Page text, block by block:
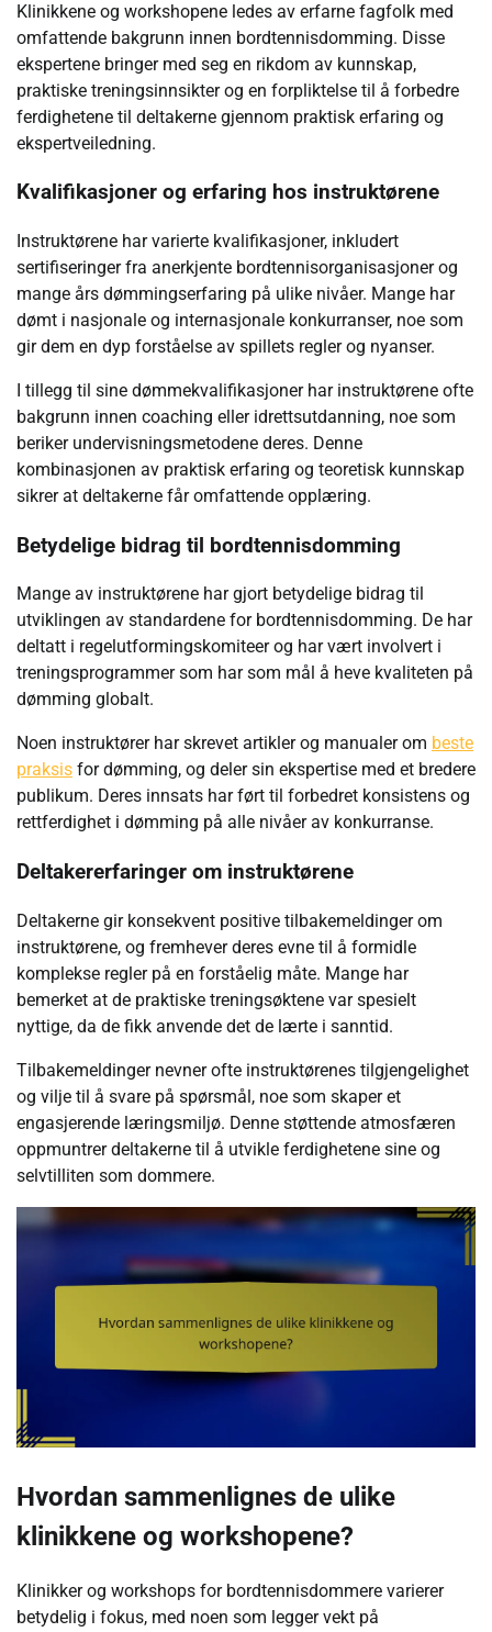
Klinikkene og workshopene ledes av erfarne fagfolk med
omfattende bakgrunn innen bordtennisdomming. Disse
ekspertene bringer med seg en rikdom av kunnskap,
praktiske treningsinnsikter og en forpliktelse til å forbedre
ferdighetene til deltakerne gjennom praktisk erfaring og
ekspertveiledning.
Kvalifikasjoner og erfaring hos instruktørene
Instruktørene har varierte kvalifikasjoner, inkludert
sertifiseringer fra anerkjente bordtennisorganisasjoner og
mange års dømmingserfaring på ulike nivåer. Mange har
dømt i nasjonale og internasjonale konkurranser, noe som
gir dem en dyp forståelse av spillets regler og nyanser.
I tillegg til sine dømmekvalifikasjoner har instruktørene ofte
bakgrunn innen coaching eller idrettsutdanning, noe som
beriker undervisningsmetodene deres. Denne
kombinasjonen av praktisk erfaring og teoretisk kunnskap
sikrer at deltakerne får omfattende opplæring.
Betydelige bidrag til bordtennisdomming
Mange av instruktørene har gjort betydelige bidrag til
utviklingen av standardene for bordtennisdomming. De har
deltatt i regelutformingskomiteer og har vært involvert i
treningsprogrammer som har som mål å heve kvaliteten på
dømming globalt.
Noen instruktører har skrevet artikler og manualer om beste
praksis for dømming, og deler sin ekspertise med et bredere
publikum. Deres innsats har ført til forbedret konsistens og
rettferdighet i dømming på alle nivåer av konkurranse.
Deltakererfaringer om instruktørene
Deltakerne gir konsekvent positive tilbakemeldinger om
instruktørene, og fremhever deres evne til å formidle
komplekse regler på en forståelig måte. Mange har
bemerket at de praktiske treningsøktene var spesielt
nyttige, da de fikk anvende det de lærte i sanntid.
Tilbakemeldinger nevner ofte instruktørenes tilgjengelighet
og vilje til å svare på spørsmål, noe som skaper et
engasjerende læringsmiljø. Denne støttende atmosfæren
oppmuntrer deltakerne til å utvikle ferdighetene sine og
selvtilliten som dommere.
Hvordan sammenlignes de ulike
klinikkene og workshopene?
Klinikker og workshops for bordtennisdommere varierer
betydelig i fokus, med noen som legger vekt på